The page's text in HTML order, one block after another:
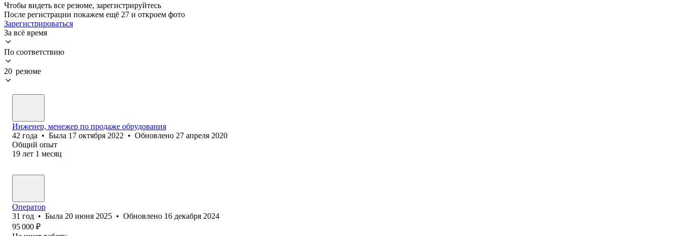
Чтобы видеть все резюме, зарегистрируйтесь
После регистрации покажем ещё 27 и откроем фото
Зарегистрироваться
За всё время
По соответствию
20 резюме
Инженер, менежер по продаже обрудования
42 года • Была 17 октября 2022 • Обновлено 27 апреля 2020
Общий опыт
19 лет 1 месяц
Оператор
31 год • Была 20 июня 2025 • Обновлено 16 декабря 2024
95 000 ₽